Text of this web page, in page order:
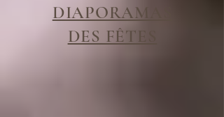
DIAPORAMAS
DES FÊTES